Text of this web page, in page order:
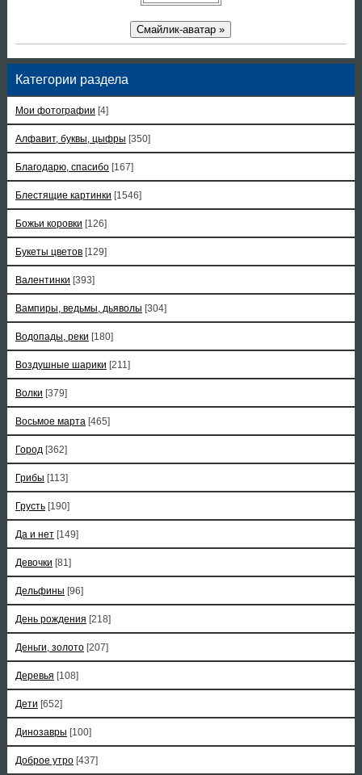
Смайлик-аватар »
Категории раздела
Мои фотографии [4]
Алфавит, буквы, цыфры [350]
Благодарю, спасибо [167]
Блестящие картинки [1546]
Божьи коровки [126]
Букеты цветов [129]
Валентинки [393]
Вампиры, ведьмы, дьяволы [304]
Водопады, реки [180]
Воздушные шарики [211]
Волки [379]
Восьмое марта [465]
Город [362]
Грибы [113]
Грусть [190]
Да и нет [149]
Девочки [81]
Дельфины [96]
День рождения [218]
Деньги, золото [207]
Деревья [108]
Дети [652]
Динозавры [100]
Доброе утро [437]